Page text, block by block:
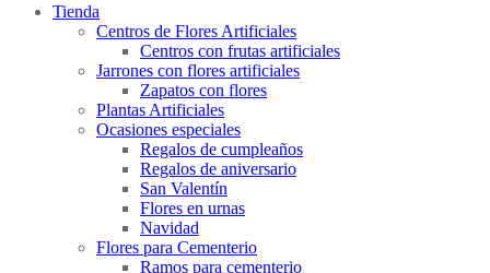
Tienda
Centros de Flores Artificiales
Centros con frutas artificiales
Jarrones con flores artificiales
Zapatos con flores
Plantas Artificiales
Ocasiones especiales
Regalos de cumpleaños
Regalos de aniversario
San Valentín
Flores en urnas
Navidad
Flores para Cementerio
Ramos para cementerio